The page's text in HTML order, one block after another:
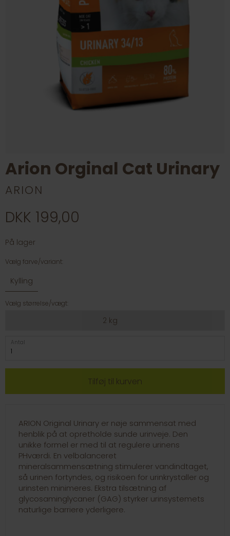
Arion Orginal Cat Urinary
ARION
DKK 199,00
På lager
Vælg farve/variant:
Kylling
Vælg størrelse/vægt:
2 kg
Antal
ARION Original Urinary er nøje sammensat med
henblik på at opretholde sunde urinveje. Den
unikke formel er med til at regulere urinens
PHværdi. En velbalanceret
mineralsammensætning stimulerer vandindtaget,
så urinen fortyndes, og risikoen for urinkrystaller og
urinsten minimeres. Ekstra tilsætning af
glycosaminglycaner (GAG) styrker urinsystemets
naturlige barriere yderligere.